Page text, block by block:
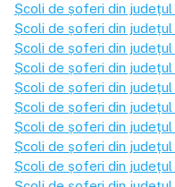
Școli de șoferi din județul
Școli de șoferi din județul
Școli de șoferi din județul
Școli de șoferi din județul
Școli de șoferi din județul
Școli de șoferi din județul
Școli de șoferi din județul
Școli de șoferi din județul
Școli de șoferi din județul